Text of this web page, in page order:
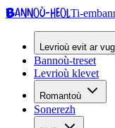
Bannoù-heolTi-
Levrioù evit ar
Bannoù-treset
Levrioù klevet
Romantoù
Sonerezh